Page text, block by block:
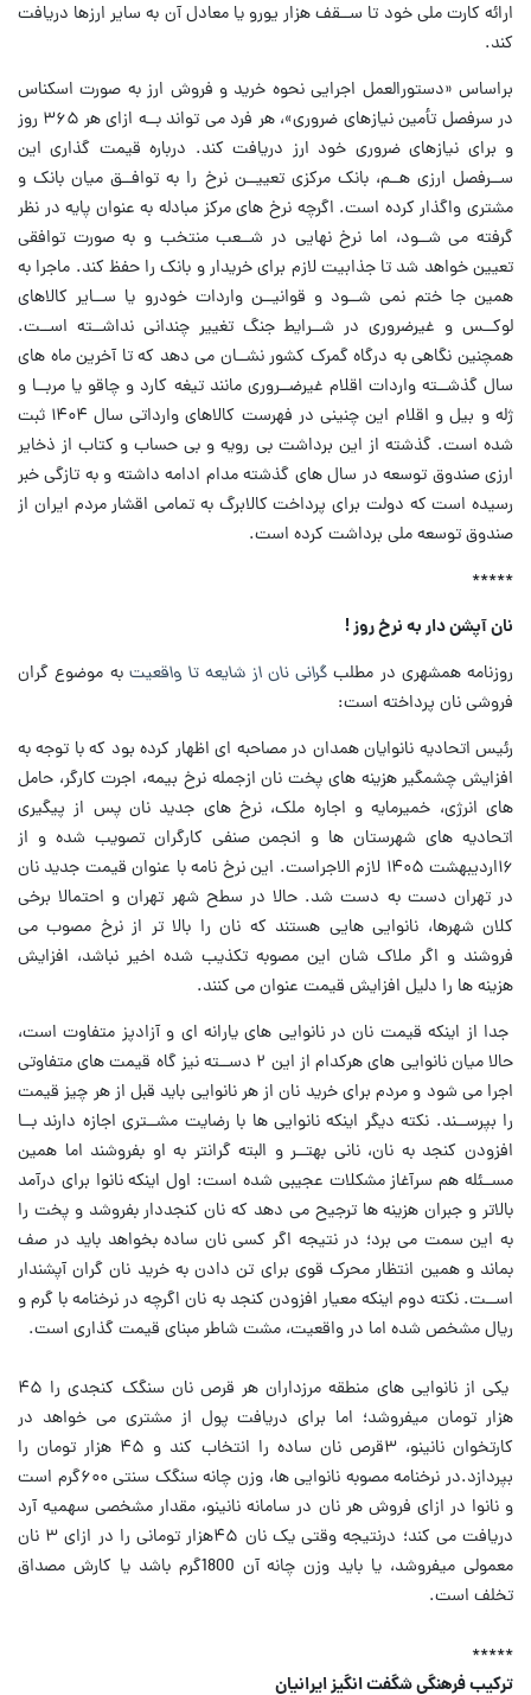
ارائه کارت ملی خود تا ســقف هزار یورو یا معادل آن به سایر ارزها دریافت
کند.
براساس «دستورالعمل اجرایی نحوه خرید و فروش ارز به صورت اسکناس
در سرفصل تأمین نیازهای ضروری»، هر فرد می تواند بــه ازای هر ۳۶۵ روز
و برای نیازهای ضروری خود ارز دریافت کند. درباره قیمت گذاری این
ســرفصل ارزی هــم، بانک مرکزی تعییــن نرخ را به توافــق میان بانک و
مشتری واگذار کرده است. اگرچه نرخ های مرکز مبادله به عنوان پایه در نظر
گرفته می شــود، اما نرخ نهایی در شــعب منتخب و به صورت توافقی
تعیین خواهد شد تا جذابیت لازم برای خریدار و بانک را حفظ کند. ماجرا به
همین جا ختم نمی شــود و قوانیــن واردات خودرو یا ســایر کالاهای
لوکــس و غیرضروری در شــرایط جنگ تغییر چندانی نداشــته اســت.
همچنین نگاهی به درگاه گمرک کشور نشــان می دهد که تا آخرین ماه های
سال گذشــته واردات اقلام غیرضــروری مانند تیغه کارد و چاقو یا مربــا و
ژله و بیل و اقلام این چنینی در فهرست کالاهای وارداتی سال ۱۴۰۴ ثبت
شده است. گذشته از این برداشت بی رویه و بی حساب و کتاب از ذخایر
ارزی صندوق توسعه در سال های گذشته مدام ادامه داشته و به تازگی خبر
رسیده است که دولت برای پرداخت کالابرگ به تمامی اقشار مردم ایران از
صندوق توسعه ملی برداشت کرده است.
*****
نان آپشن دار به نرخ روز !
روزنامه همشهری در مطلب گرانی نان از شایعه تا واقعیت به موضوع گران
فروشی نان پرداخته است:
رئیس اتحادیه نانوایان همدان در مصاحبه ای اظهار کرده بود که با توجه به
افزایش چشمگیر هزینه های پخت نان ازجمله نرخ بیمه، اجرت کارگر، حامل
های انرژی، خمیرمایه و اجاره ملک، نرخ های جدید نان پس از پیگیری
اتحادیه های شهرستان ها و انجمن صنفی کارگران تصویب شده و از
۱۶اردیبهشت ۱۴۰۵ لازم الاجراست. این نرخ نامه با عنوان قیمت جدید نان
در تهران دست به دست شد. حالا در سطح شهر تهران و احتمالا برخی
کلان شهرها، نانوایی هایی هستند که نان را بالا تر از نرخ مصوب می
فروشند و اگر ملاک شان این مصوبه تکذیب شده اخیر نباشد، افزایش
هزینه ها را دلیل افزایش قیمت عنوان می کنند.
جدا از اینکه قیمت نان در نانوایی های یارانه ای و آزادپز متفاوت است،
حالا میان نانوایی های هرکدام از این ۲ دســته نیز گاه قیمت های متفاوتی
اجرا می شود و مردم برای خرید نان از هر نانوایی باید قبل از هر چیز قیمت
را بپرســند. نکته دیگر اینکه نانوایی ها با رضایت مشــتری اجازه دارند بــا
افزودن کنجد به نان، نانی بهتــر و البته گرانتر به او بفروشند اما همین
مســئله هم سرآغاز مشکلات عجیبی شده است: اول اینکه نانوا برای درآمد
بالاتر و جبران هزینه ها ترجیح می دهد که نان کنجددار بفروشد و پخت را
به این سمت می برد؛ در نتیجه اگر کسی نان ساده بخواهد باید در صف
بماند و همین انتظار محرک قوی برای تن دادن به خرید نان گران آپشندار
اســت. نکته دوم اینکه معیار افزودن کنجد به نان اگرچه در نرخنامه با گرم و
ریال مشخص شده اما در واقعیت، مشت شاطر مبنای قیمت گذاری است.
یکی از نانوایی های منطقه مرزداران هر قرص نان سنگک کنجدی را ۴۵
هزار تومان میفروشد؛ اما برای دریافت پول از مشتری می خواهد در
کارتخوان نانینو، ۳قرص نان ساده را انتخاب کند و ۴۵ هزار تومان را
بپردازد.در نرخنامه مصوبه نانوایی ها، وزن چانه سنگک سنتی ۶۰۰گرم است
و نانوا در ازای فروش هر نان در سامانه نانینو، مقدار مشخصی سهمیه آرد
دریافت می کند؛ درنتیجه وقتی یک نان ۴۵هزار تومانی را در ازای ۳ نان
معمولی میفروشد، یا باید وزن چانه آن 1800گرم باشد یا کارش مصداق
تخلف است.
*****
ترکیب فرهنگی شگفت انگیز ایرانیان